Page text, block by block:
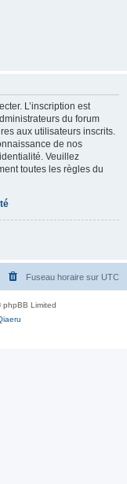
L’inscription est
du forum
aux utilisateurs inscrits.
de nos
Veuillez
toutes les règles du
Fuseau horaire sur UTC
Limited